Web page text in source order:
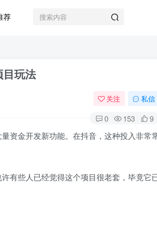
荐
目玩法
关注 私信
0 153 9
资金开发新功能。在抖音，这种投入非常
有些人已经觉得这个项目很老套，毕竟它